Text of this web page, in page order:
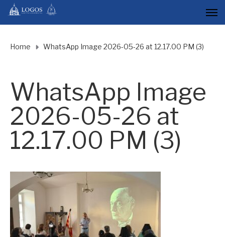
Home WhatsApp Image 2026-05-26 at 12.17.00 PM (3)
WhatsApp Image
2026-05-26 at
12.17.00 PM (3)